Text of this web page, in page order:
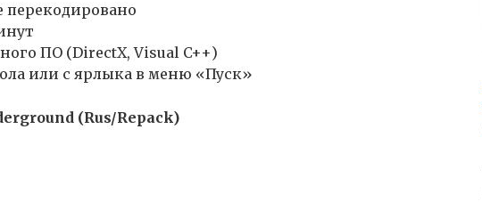
перекодировано
ПО (DirectX, Visual C++)
или с ярлыка в меню «Пуск»
(Rus/Repack)